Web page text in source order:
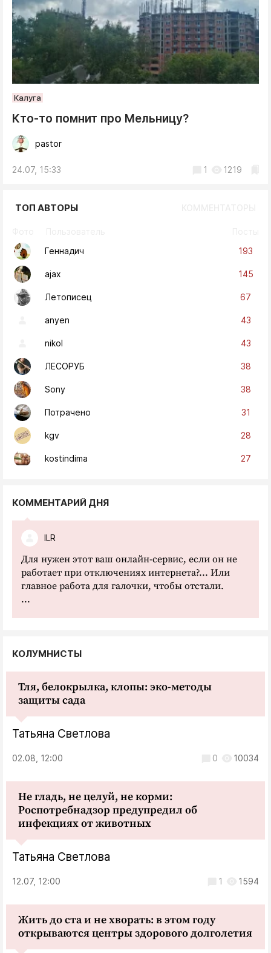
Калуга
Кто-то помнит про Мельницу?
pastor
24.07, 15:33 1 1219
ТОП АВТОРЫ
Геннадич
193
ajax 145
Летописец 67
anyen 43
nikol 43
ЛЕСОРУБ 38
Sony 38
Потрачено 31
kgv 28
kostindima 27
КОММЕНТАРИЙ ДНЯ
ILR
Для нужен этот ваш онлайн-сервис, если он не
работает при отключениях интернета?... Или
главное работа для галочки, чтобы отстали.
...
КОЛУМНИСТЫ
Тля, белокрылка, клопы: эко-методы
защиты сада
Татьяна Светлова
02.08, 12:00 0 10034
Не гладь, не целуй, не корми:
Роспотребнадзор предупредил об
инфекциях от животных
Татьяна Светлова
12.07, 12:00 1 1594
Жить до ста и не хворать: в этом году
открываются центры здорового долголетия